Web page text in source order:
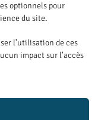
optionnels pour
du site.
l’utilisation de ces
impact sur l’accès
des Balcons